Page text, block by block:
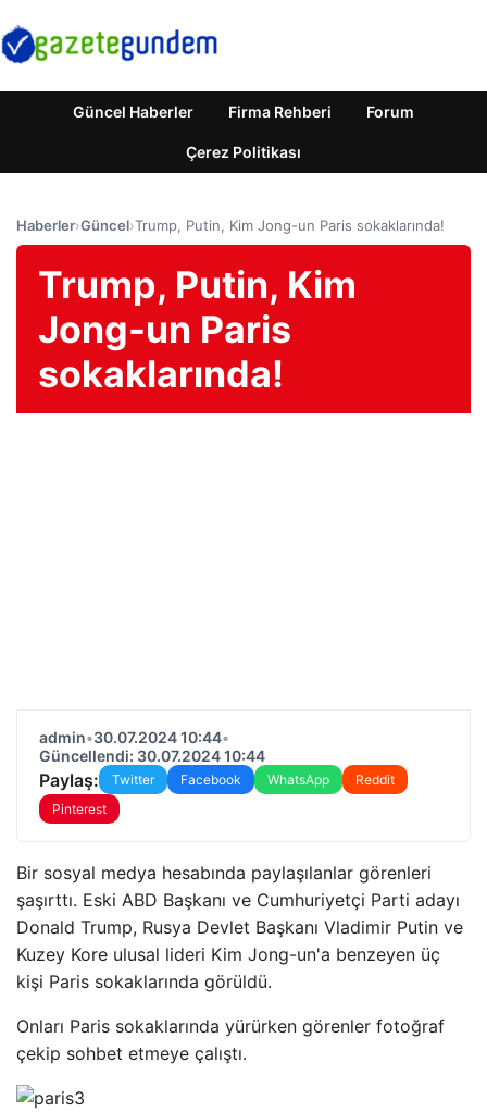
Güncel Haberler Firma Rehberi Forum
Çerez Politikası
Haberler›Güncel›Trump, Putin, Kim Jong-un Paris sokaklarında!
Trump, Putin, Kim
Jong-un Paris
sokaklarında!
admin•30.07.2024 10:44•
Güncellendi: 30.07.2024 10:44
Paylaş: Twitter Facebook WhatsApp
Reddit
Pinterest
Bir sosyal medya hesabında paylaşılanlar görenleri
şaşırttı. Eski ABD Başkanı ve Cumhuriyetçi Parti adayı
Donald Trump, Rusya Devlet Başkanı Vladimir Putin ve
Kuzey Kore ulusal lideri Kim Jong-un'a benzeyen üç
kişi Paris sokaklarında görüldü.
Onları Paris sokaklarında yürürken görenler fotoğraf
çekip sohbet etmeye çalıştı.